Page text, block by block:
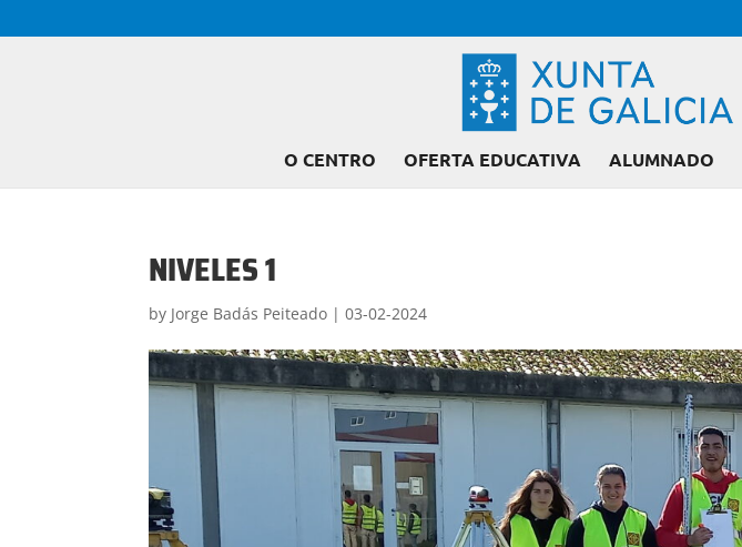
O CENTRO OFERTA EDUCATIVA ALUMNADO
NIVELES 1
by Jorge Badás Peiteado |03-02-2024